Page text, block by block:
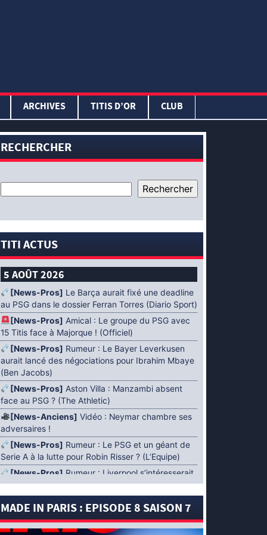
ARCHIVES TITIS D’OR CLUB
RECHERCHER
TITI ACTUS
5 AOÛT 2026
[News-Pros] Le Barça aurait fixé une deadline
au PSG dans le dossier Ferran Torres (Diario Sport)
[News-Pros] Amical : Le groupe du PSG avec
15 Titis face à Majorque ! (Officiel)
[News-Pros] Rumeur : Le Bayer Leverkusen
aurait lancé des négociations pour Ibrahim Mbaye
(Ben Jacobs)
[News-Pros] Aston Villa : Manzambi absent
face au PSG ? (The Athletic)
[News-Anciens] Vidéo : Neymar chambre ses
adversaires !
[News-Pros] Rumeur : Le PSG et un géant de
Serie A à la lutte pour Robin Risser ? (L’Equipe)
[News-Pros] Rumeur : Liverpool s’intéresserait
à Ibrahim Mbaye en plus de Bradley Barcola
(Fabrizio Romano)
[News-Pros]Rumeur : Accord contractuel
trouvé entre le PSG et Mika Godts (Fabrizio
MADE IN PARIS : EPISODE 8 SAISON 7